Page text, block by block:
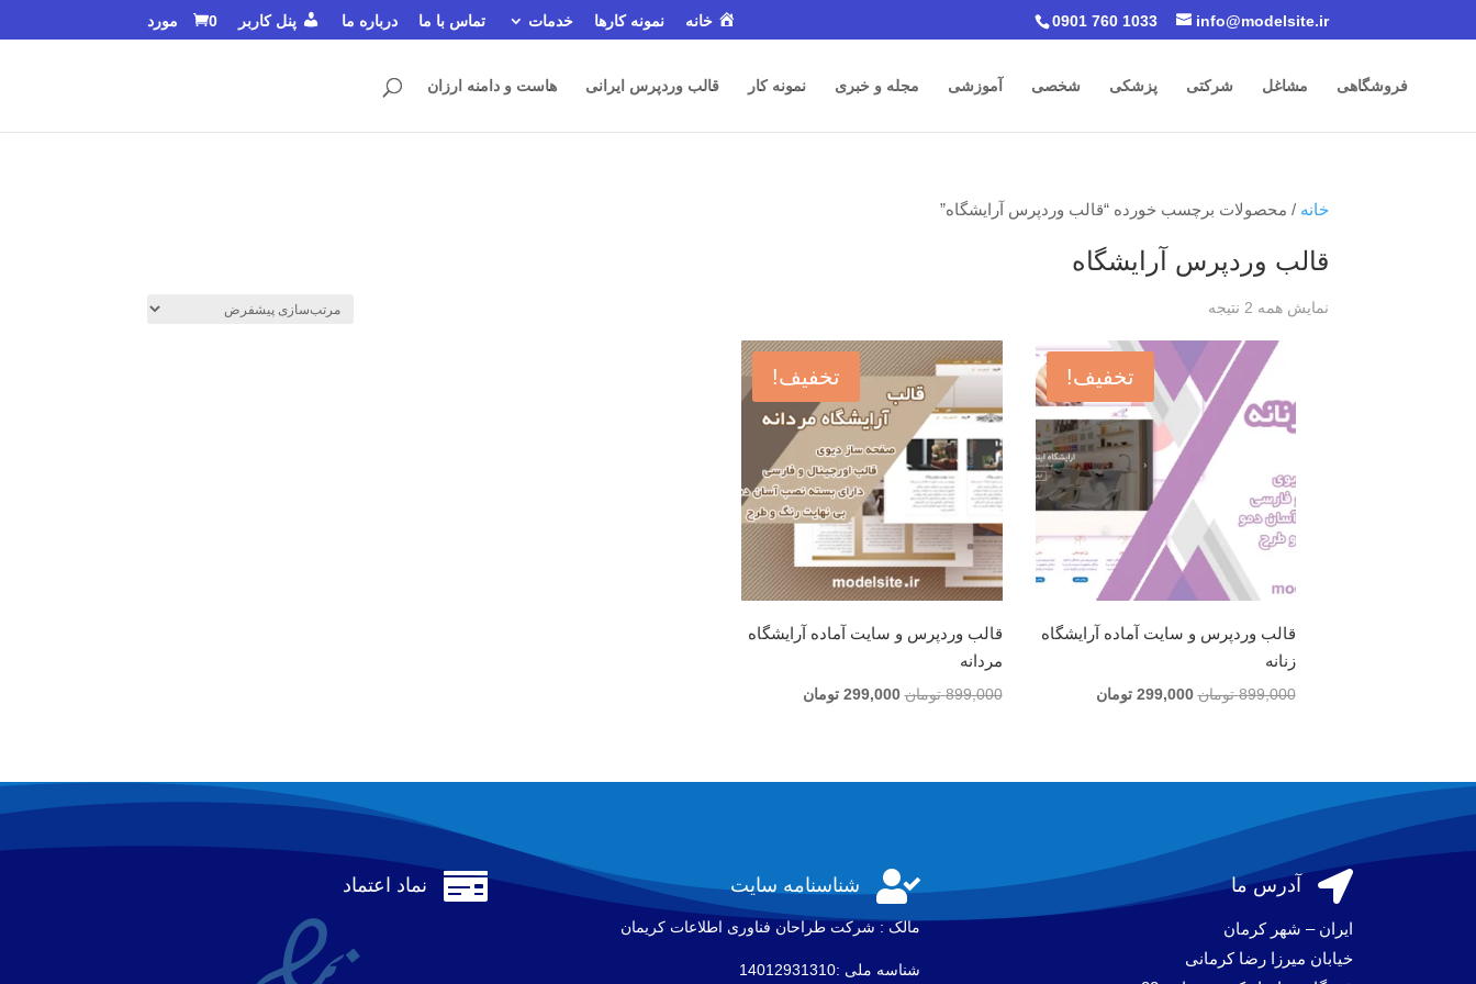
0901 760 1033 info@modelsite.ir خانه نمونه کارها خدمات تماس با ما درباره ما پنل کاربر 0 مورد
فروشگاهی مشاغل شرکتی پزشکی شخصی آموزشی مجله و خبری نمونه کار قالب وردپرس ایرانی هاست و دامنه ارزان
خانه / محصولات برچسب خورده “قالب وردپرس آرایشگاه”
قالب وردپرس آرایشگاه
نمایش همه 2 نتیجه
تخفیف!
قالب وردپرس و سایت آماده آرایشگاه
زنانه
899,000 تومان قیمت
299,000 تومان
تخفیف!
قالب وردپرس و سایت آماده آرایشگاه
مردانه
899,000 تومان قیمت
299,000 تومان
 نماد اعتماد  شناسنامه سایت
مالک : شرکت طراحان فناوری اطلاعات كريمان
شناسه ملی :14012931310
 آدرس ما
ایران – شهر کرمان
خیابان میرزا رضا کرمانی